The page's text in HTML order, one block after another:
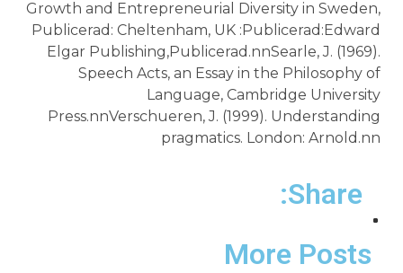
Share:
More Posts